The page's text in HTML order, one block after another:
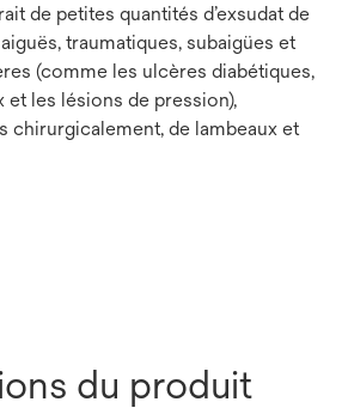
de petites quantités d’exsudat de
traumatiques, subaigües et
(comme les ulcères diabétiques,
et les lésions de pression),
chirurgicalement, de lambeaux et
du produit